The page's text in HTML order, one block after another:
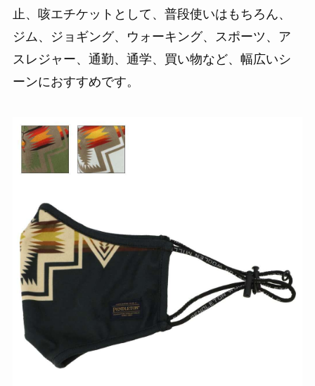
止、咳エチケットとして、普段使いはもちろん、
ジム、ジョギング、ウォーキング、スポーツ、ア
スレジャー、通勤、通学、買い物など、幅広いシ
ーンにおすすめです。